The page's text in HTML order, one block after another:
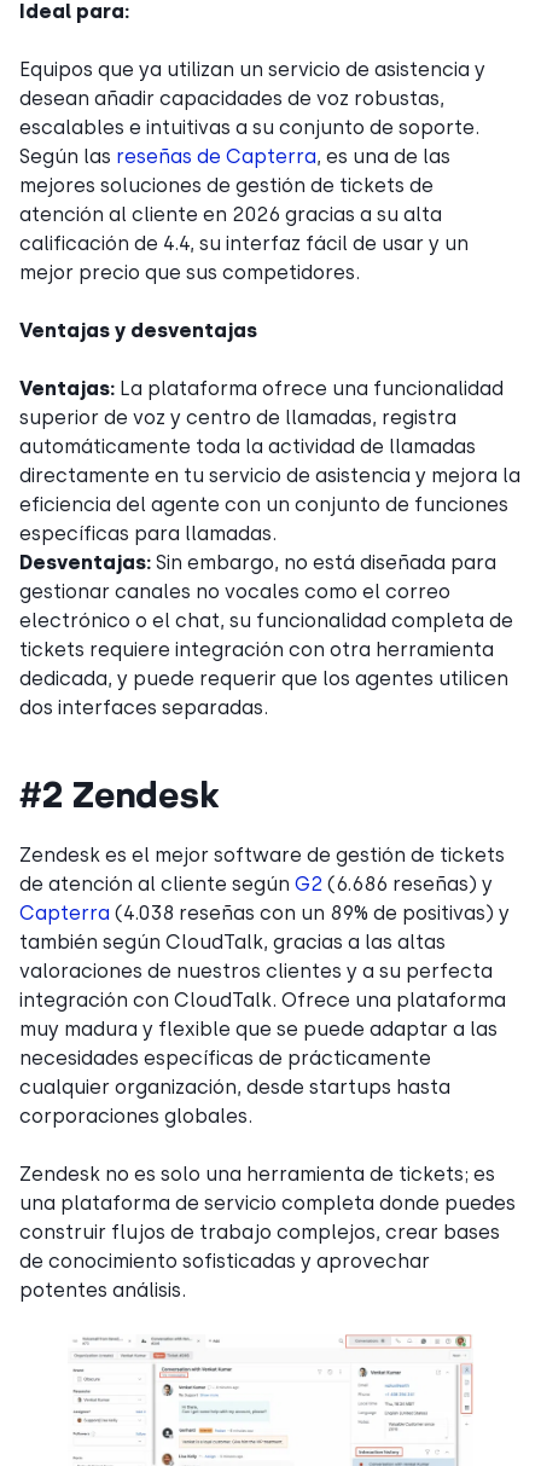
Ideal para:
Equipos que ya utilizan un servicio de asistencia y
desean añadir capacidades de voz robustas,
escalables e intuitivas a su conjunto de soporte.
Según las reseñas de Capterra, es una de las
mejores soluciones de gestión de tickets de
atención al cliente en 2026 gracias a su alta
calificación de 4.4, su interfaz fácil de usar y un
mejor precio que sus competidores.
Ventajas y desventajas
Ventajas: La plataforma ofrece una funcionalidad
superior de voz y centro de llamadas, registra
automáticamente toda la actividad de llamadas
directamente en tu servicio de asistencia y mejora la
eficiencia del agente con un conjunto de funciones
específicas para llamadas.
Desventajas: Sin embargo, no está diseñada para
gestionar canales no vocales como el correo
electrónico o el chat, su funcionalidad completa de
tickets requiere integración con otra herramienta
dedicada, y puede requerir que los agentes utilicen
dos interfaces separadas.
#2 Zendesk
Zendesk es el mejor software de gestión de tickets
de atención al cliente según G2 (6.686 reseñas) y
Capterra (4.038 reseñas con un 89% de positivas) y
también según CloudTalk, gracias a las altas
valoraciones de nuestros clientes y a su perfecta
integración con CloudTalk. Ofrece una plataforma
muy madura y flexible que se puede adaptar a las
necesidades específicas de prácticamente
cualquier organización, desde startups hasta
corporaciones globales.
Zendesk no es solo una herramienta de tickets; es
una plataforma de servicio completa donde puedes
construir flujos de trabajo complejos, crear bases
de conocimiento sofisticadas y aprovechar
potentes análisis.